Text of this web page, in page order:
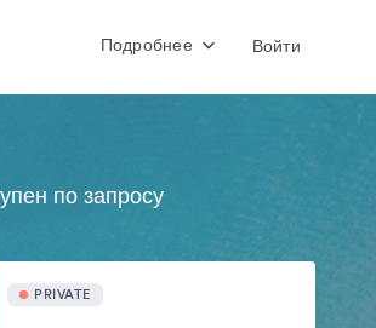
Подробнее Войти
по запросу
PRIVATE